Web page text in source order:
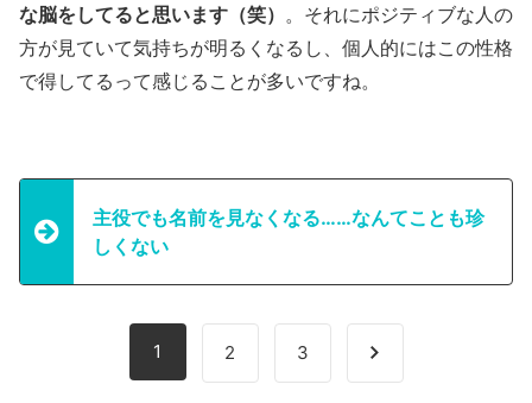
な脳をしてると思います（笑） 。それにポジティブな人の
方が見ていて気持ちが明るくなるし、個人的にはこの性格
で得してるって感じることが多いですね。
主役でも名前を見なくなる……なんてことも珍
しくない
1 2 3